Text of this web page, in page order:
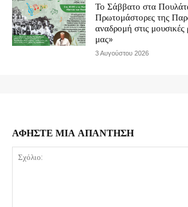
Το Σάββατο στα
Πρωτομάστορες της
αναδρομή στις μουσικές
μας»
3 Αυγούστου 2026
ΑΦΗΣΤΕ ΜΙΑ ΑΠΑΝΤΗΣΗ